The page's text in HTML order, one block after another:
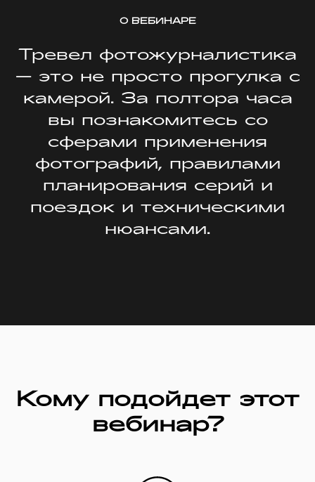
О ВЕБИНАРЕ
Тревел фотожурналистика
— это не просто прогулка с
камерой. За полтора часа
вы познакомитесь со
сферами применения
фотографий, правилами
планирования серий и
поездок и техническими
нюансами.
Кому подойдет этот
вебинар?